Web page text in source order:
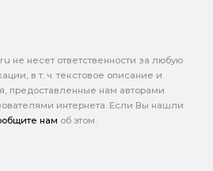
не несет ответственности за любую
в т. ч. текстовое описание и
предоставленные нам авторами
интернета. Если Вы нашли
нам об этом.